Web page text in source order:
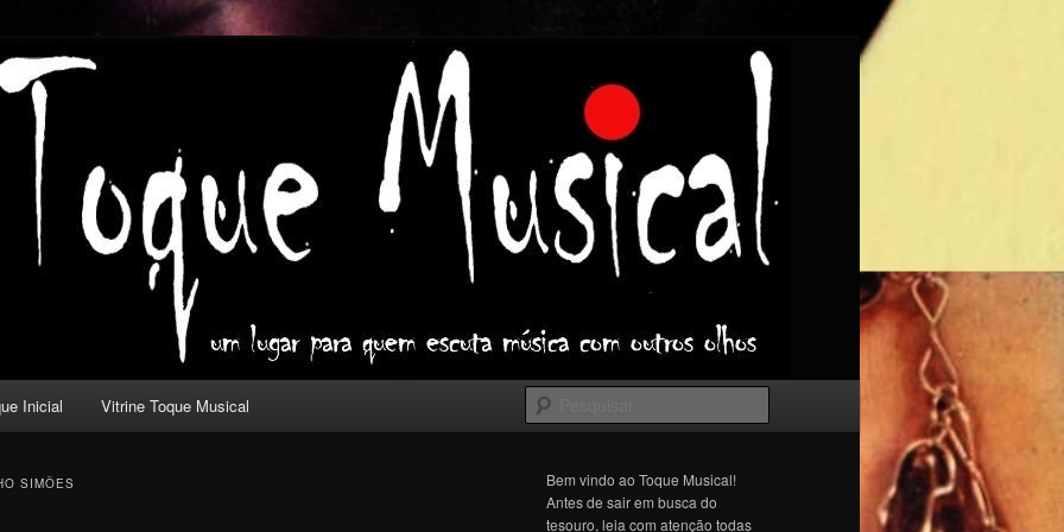
com outros olhos.
Inicial Vitrine Toque Musical
SIMÕES
Bem vindo ao Toque Musical!
Antes de sair em busca do
tesouro, leia com atenção todas